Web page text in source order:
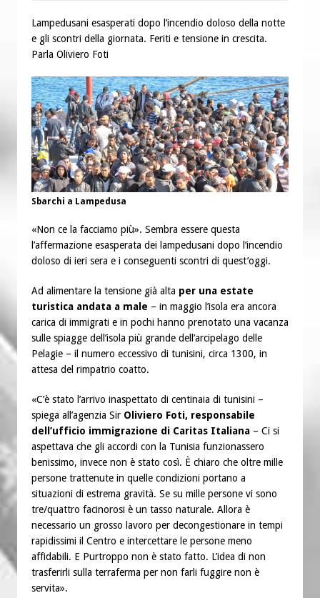
è buono, giusto e santo per la nostra
Lampedusani esasperati dopo l’incendio doloso della notte
e gli scontri della giornata. Feriti e tensione in crescita.
Parla Oliviero Foti
Sbarchi a Lampedusa
«Non ce la facciamo più». Sembra essere questa
l’affermazione esasperata dei lampedusani dopo l’incendio
doloso di ieri sera e i conseguenti scontri di quest’oggi.
Ad alimentare la tensione già alta per una estate
turistica andata a male – in maggio l’isola era ancora
carica di immigrati e in pochi hanno prenotato una vacanza
sulle spiagge dell’isola più grande dell’arcipelago delle
Pelagie – il numero eccessivo di tunisini, circa 1300, in
attesa del rimpatrio coatto.
«C’è stato l’arrivo inaspettato di centinaia di tunisini –
spiega all’agenzia Sir Oliviero Foti, responsabile
dell’ufficio immigrazione di Caritas Italiana – Ci si
aspettava che gli accordi con la Tunisia funzionassero
benissimo, invece non è stato così. È chiaro che oltre mille
persone trattenute in quelle condizioni portano a
situazioni di estrema gravità. Se su mille persone vi sono
tre/quattro facinorosi è un tasso naturale. Allora è
necessario un grosso lavoro per decongestionare in tempi
rapidissimi il Centro e intercettare le persone meno
affidabili. E Purtroppo non è stato fatto. L’idea di non
trasferirli sulla terraferma per non farli fuggire non è
servita».